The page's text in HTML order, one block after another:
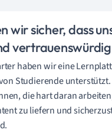
wir sicher, dass
haben wir eine
Studierende
die hart daran
zu liefern und